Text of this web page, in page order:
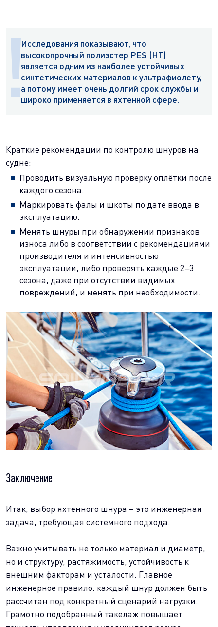
Исследования показывают, что
высокопрочный полиэстер PES (HT)
является одним из наиболее устойчивых
синтетических материалов к ультрафиолету,
а потому имеет очень долгий срок службы и
широко применяется в яхтенной сфере.
Краткие рекомендации по контролю шнуров на
судне:
Проводить визуальную проверку оплётки после
каждого сезона.
Маркировать фалы и шкоты по дате ввода в
эксплуатацию.
Менять шнуры при обнаружении признаков
износа либо в соответствии с рекомендациями
производителя и интенсивностью
эксплуатации, либо проверять каждые 2–3
сезона, даже при отсутствии видимых
повреждений, и менять при необходимости.
Заключение
Итак, выбор яхтенного шнура – это инженерная
задача, требующая системного подхода.
Важно учитывать не только материал и диаметр,
но и структуру, растяжимость, устойчивость к
внешним факторам и усталости. Главное
инженерное правило: каждый шнур должен быть
рассчитан под конкретный сценарий нагрузки.
Грамотно подобранный такелаж повышает